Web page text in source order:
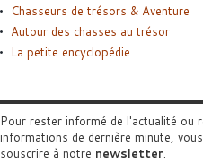
Chasseurs de trésors & Aventure
Autour des chasses au trésor
La petite encyclopédie
Pour rester informé de l'actualité ou
informations de dernière minute,
souscrire à notre newsletter.